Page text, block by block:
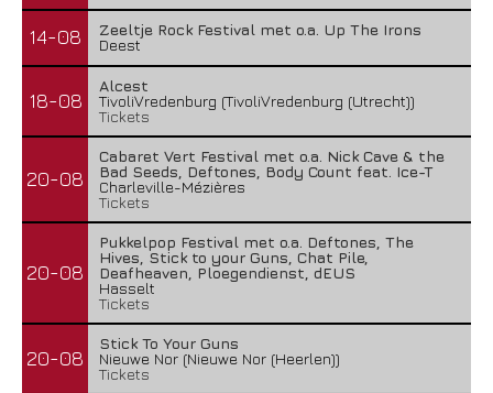
14-08
Zeeltje Rock Festival met o.a. Up The Irons
Deest
18-08
Alcest
TivoliVredenburg (TivoliVredenburg (Utrecht))
Tickets
20-08
Cabaret Vert Festival met o.a. Nick Cave & the
Bad Seeds, Deftones, Body Count feat. Ice-T
Charleville-Mézières
Tickets
20-08
Pukkelpop Festival met o.a. Deftones, The
Hives, Stick to your Guns, Chat Pile,
Deafheaven, Ploegendienst, dEUS
Hasselt
Tickets
20-08
Stick To Your Guns
Nieuwe Nor (Nieuwe Nor (Heerlen))
Tickets